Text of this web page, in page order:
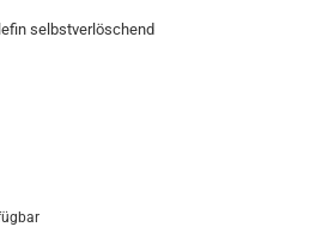
selbstverlöschend